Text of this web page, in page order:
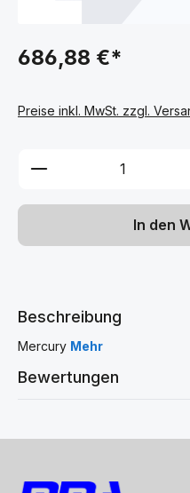
686,88 €*
Preise inkl. MwSt. zzgl.
Produkt Anzahl:
In den
Beschreibung
Mercury Mehr
Bewertungen